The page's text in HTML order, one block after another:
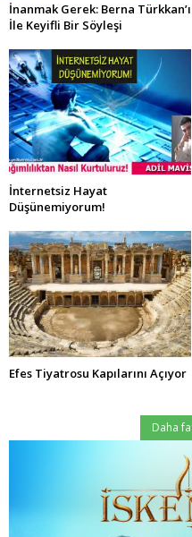
İnanmak Gerek: Berna Türkkan’ı
İle Keyifli Bir Söyleşi
İnternetsiz Hayat
Düşünemiyorum!
Efes Tiyatrosu Kapılarını Açıyor
Daha